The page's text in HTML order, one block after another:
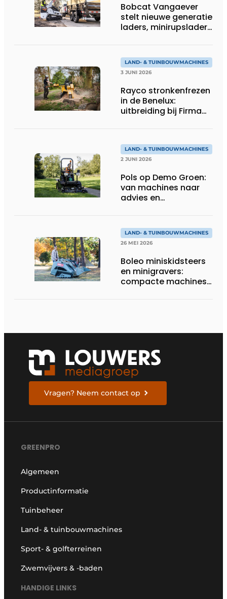
Bobcat Vangaever
stelt nieuwe generatie
laders, minirupsladers
LAND- & TUINBOUWMACHINES
3 JUNI 2026
Rayco stronkenfrezen
in de Benelux:
uitbreiding bij Firma
LAND- & TUINBOUWMACHINES
2 JUNI 2026
Pols op Demo Groen:
van machines naar
advies en
LAND- & TUINBOUWMACHINES
26 MEI 2026
Boleo miniskidsteers
en minigravers:
compacte machines
Vragen? Neem contact op
GREENPRO
Algemeen
Productinformatie
Tuinbeheer
Land- & tuinbouwmachines
Sport- & golfterreinen
Zwemvijvers & -baden
HANDIGE LINKS